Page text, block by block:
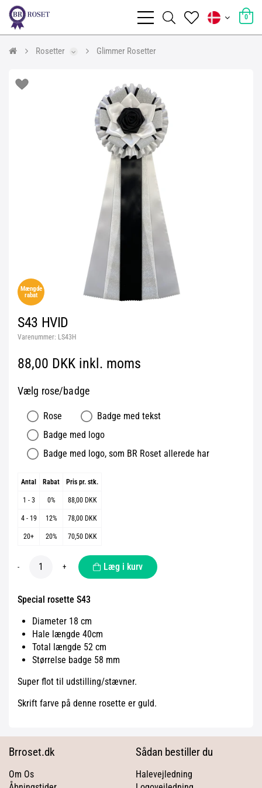
0
Rosetter Glimmer Rosetter
Mængde
rabat
S43 HVID
Varenummer: LS43H
88,00 DKK inkl. moms
Vælg rose/badge
Rose
Badge med tekst
Badge med logo
Badge med logo, som BR Roset allerede har
Antal Rabat Pris pr. stk.
1 - 3 0% 88,00 DKK
4 - 19 12% 78,00 DKK
20+ 20% 70,50 DKK
- + Læg i kurv
Special rosette S43
Diameter 18 cm
Hale længde 40cm
Total længde 52 cm
Størrelse badge 58 mm
Super flot til udstilling/stævner.
Skrift farve på denne rosette er guld.
Brroset.dk
Om Os
Sådan bestiller du
Halevejledning